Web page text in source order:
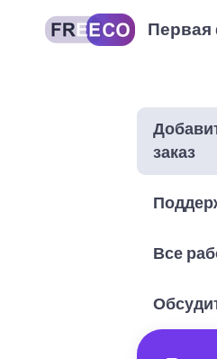
Первая
заказ
Все